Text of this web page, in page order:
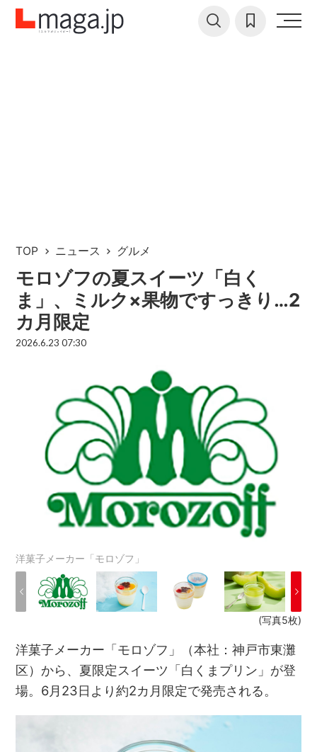
TOP ニュース グルメ
モロゾフの夏スイーツ「白く
ま」、ミルク×果物ですっきり…2
カ月限定
2026.6.23 07:30
洋菓子メーカー「モロゾフ」
(写真5枚)
洋菓子メーカー「モロゾフ」（本社：神戸市東灘
区）から、夏限定スイーツ「白くまプリン」が登
場。6月23日より約2カ月限定で発売される。